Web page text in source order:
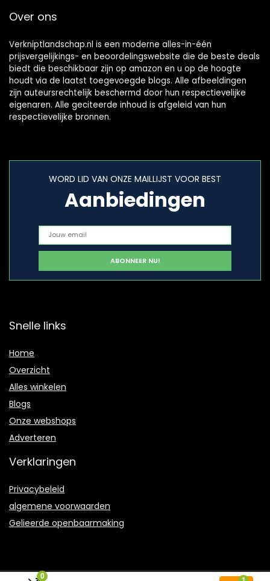
0
Over ons
Verkniptlandschap.nl is een moderne alles-in-één
prijsvergelijkings- en beoordelingswebsite die de beste deals
biedt die beschikbaar zijn op amazon en u op de hoogte
houdt via de laatst toegevoegde blogs. Alle afbeeldingen
zijn auteursrechtelijk beschermd door hun respectievelijke
eigenaren. Alle geciteerde inhoud is afgeleid van hun
respectievelijke bronnen.
WORD LID VAN ONZE MAILLIJST VOOR BEST
Aanbiedingen
Snelle links
Home
Overzicht
Alles winkelen
Blogs
Onze webshops
Adverteren
Verklaringen
Privacybeleid
algemene voorwaarden
Gelieerde openbaarmaking